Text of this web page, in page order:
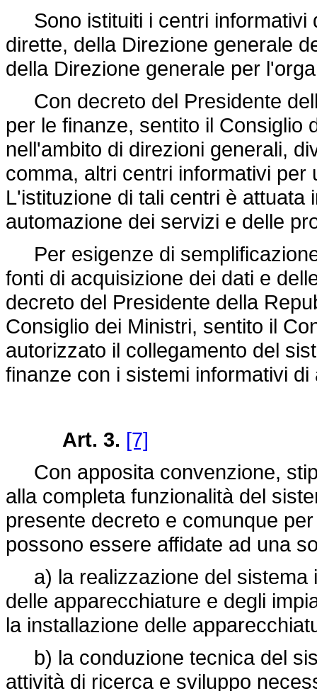
Sono istituiti i centri informativi
dirette, della Direzione generale
della Direzione generale per
Con decreto del Presidente
per le finanze, sentito il Consiglio
nell'ambito di direzioni generali,
comma, altri centri informativi
L'istituzione di tali centri è
automazione dei servizi e delle
Per esigenze di
fonti di acquisizione dei dati e
decreto del Presidente della
Consiglio dei Ministri, sentito il
autorizzato il collegamento del
finanze con i sistemi informativi
Art. 3. [7]
Con apposita convenzione,
alla completa funzionalità del
presente decreto e comunque
possono essere affidate ad una
a) la realizzazione del sistema
delle apparecchiature e degli
la installazione delle
b) la conduzione tecnica del
attività di ricerca e sviluppo